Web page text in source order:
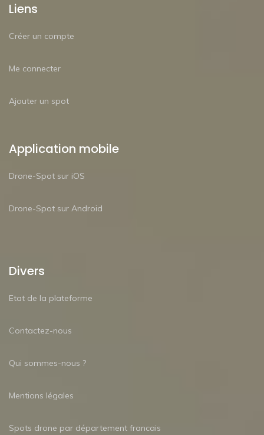
Liens
Créer un compte
Me connecter
Ajouter un spot
Application mobile
Drone-Spot sur iOS
Drone-Spot sur Android
Divers
Etat de la plateforme
Contactez-nous
Qui sommes-nous ?
Mentions légales
Spots drone par département francais